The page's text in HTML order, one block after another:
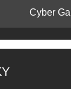
Cyber